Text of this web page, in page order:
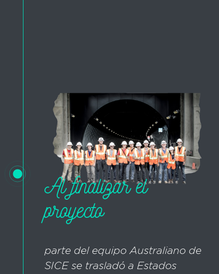
Al finalizar el
proyecto
parte del equipo Australiano de
SICE se trasladó a Estados